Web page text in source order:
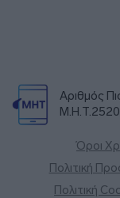
Αριθμός
Όροι
Πολιτική
Πολιτική